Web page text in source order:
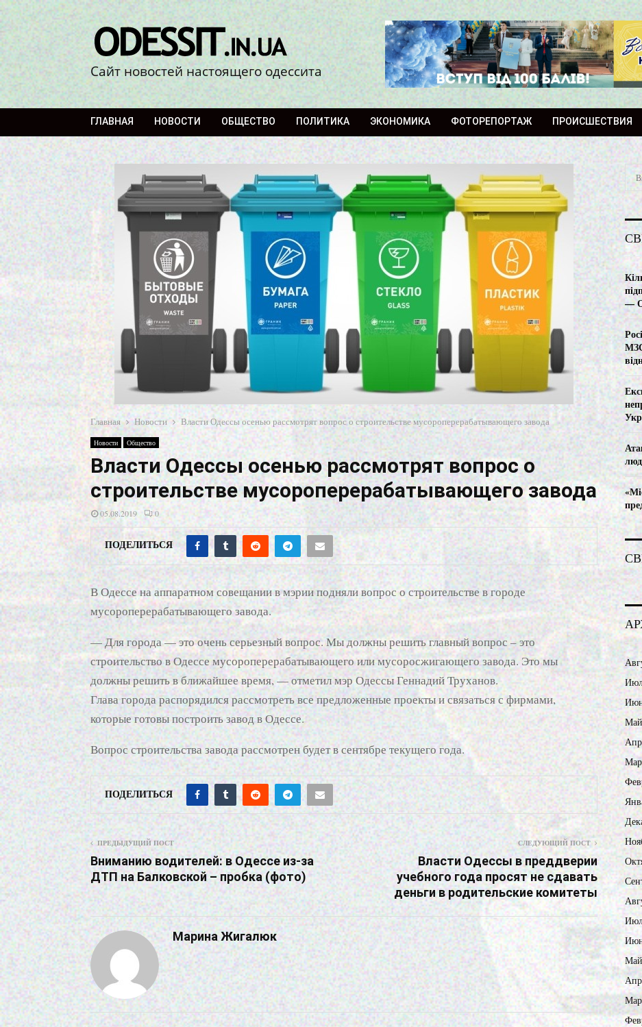
Сайт новостей настоящего одессита
ГЛАВНАЯ НОВОСТИ ОБЩЕСТВО ПОЛИТИКА ЭКОНОМИКА ФОТОРЕПОРТАЖ ПРОИСШЕСТВИЯ
Главная Новости Власти Одессы осенью рассмотрят вопрос о строительстве мусороперерабатывающего завода
Новости Общество
Власти Одессы осенью рассмотрят вопрос о
строительстве мусороперерабатывающего завода
05.08.2019 0
ПОДЕЛИТЬСЯ
В Одессе на аппаратном совещании в мэрии подняли вопрос о строительстве в городе
мусороперерабатывающего завода.
— Для города — это очень серьезный вопрос. Мы должны решить главный вопрос – это
строительство в Одессе мусороперерабатывающего или мусоросжигающего завода. Это мы
должны решить в ближайшее время, — отметил мэр Одессы Геннадий Труханов.
Глава города распорядился рассмотреть все предложенные проекты и связаться с фирмами,
которые готовы построить завод в Одессе.
Вопрос строительства завода рассмотрен будет в сентябре текущего года.
ПОДЕЛИТЬСЯ
ПРЕДЫДУЩИЙ ПОСТ
Вниманию водителей: в Одессе из-за
ДТП на Балковской – пробка (фото)
СЛЕДУЮЩИЙ ПОСТ
Власти Одессы в преддверии
учебного года просят не сдавать
деньги в родительские комитеты
Марина Жигалюк
S
e
a
r
c
h
f
o
r
:
—